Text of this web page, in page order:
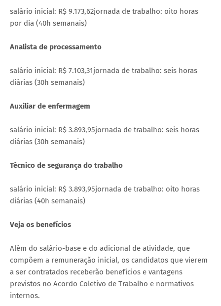
salário inicial: R$ 9.173,62jornada de trabalho: oito horas
por dia (40h semanais)
Analista de processamento
salário inicial: R$ 7.103,31jornada de trabalho: seis horas
diárias (30h semanais)
Auxiliar de enfermagem
salário inicial: R$ 3.893,95jornada de trabalho: seis horas
diárias (30h semanais)
Técnico de segurança do trabalho
salário inicial: R$ 3.893,95jornada de trabalho: oito horas
diárias (40h semanais)
Veja os benefícios
Além do salário-base e do adicional de atividade, que
compõem a remuneração inicial, os candidatos que vierem
a ser contratados receberão benefícios e vantagens
previstos no Acordo Coletivo de Trabalho e normativos
internos.